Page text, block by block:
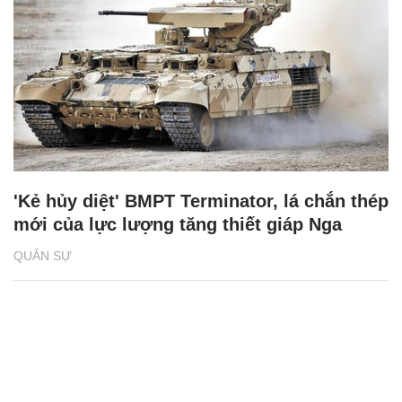
QUÂN SỰ
'Kẻ hủy diệt' BMPT Terminator, lá chắn thép
mới của lực lượng tăng thiết giáp Nga